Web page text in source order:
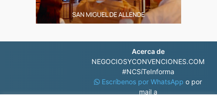
Acerca de
NEGOCIOSYCONVENCIONES.COM
#NCSíTeInforma
Escríbenos por WhatsAppo por
mail a